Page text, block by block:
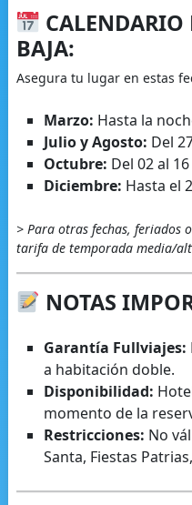
CALENDARIO
BAJA:
Asegura tu lugar en estas
Marzo: Hasta la
Julio y Agosto: Del
Octubre: Del 02 al
Diciembre: Hasta el
> Para otras fechas, feriados
tarifa de temporada media/
NOTAS
Garantía Fullviajes:
a habitación doble.
Disponibilidad:
momento de la
Restricciones: No
Santa, Fiestas